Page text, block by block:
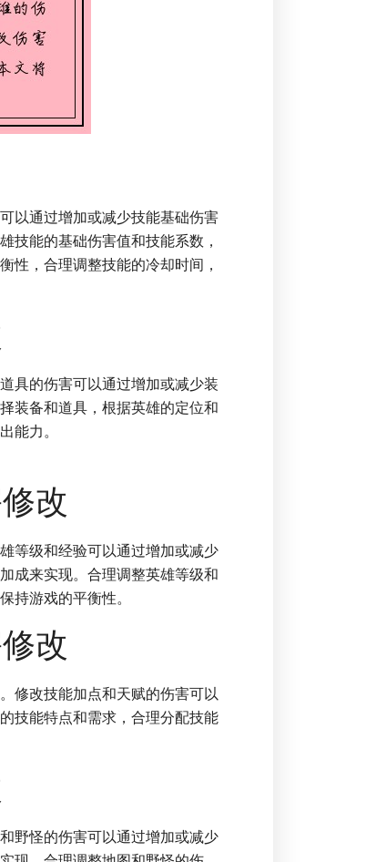
以通过增加或减少技能基础伤害
技能的基础伤害值和技能系数，
性，合理调整技能的冷却时间，
具的伤害可以通过增加或减少装
装备和道具，根据英雄的定位和
能力。
改
等级和经验可以通过增加或减少
成来实现。合理调整英雄等级和
持游戏的平衡性。
改
修改技能加点和天赋的伤害可以
技能特点和需求，合理分配技能
野怪的伤害可以通过增加或减少